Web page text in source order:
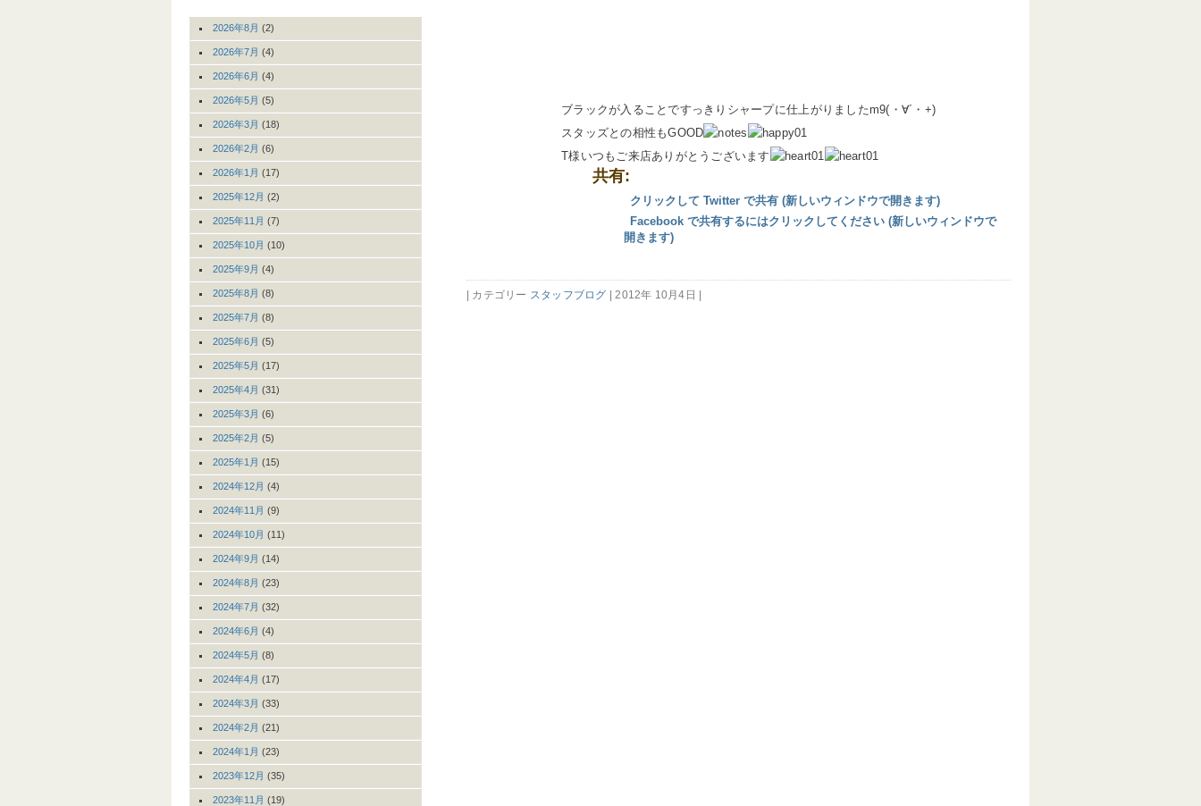
ブラックが入ることですっきりシャープに仕上がりましたm9(・∀´・+)
スタッズとの相性もGOOD
T様いつもご来店ありがとうございます
共有:
クリックして Twitter で共有 (新しいウィンドウで開きます)
Facebook で共有するにはクリックしてください (新しいウィンドウで
開きます)
| カテゴリー スタッフブログ | 2012年 10月4日 |
2026年8月 (2)
2026年7月 (4)
2026年6月 (4)
2026年5月 (5)
2026年3月 (18)
2026年2月 (6)
2026年1月 (17)
2025年12月 (2)
2025年11月 (7)
2025年10月 (10)
2025年9月 (4)
2025年8月 (8)
2025年7月 (8)
2025年6月 (5)
2025年5月 (17)
2025年4月 (31)
2025年3月 (6)
2025年2月 (5)
2025年1月 (15)
2024年12月 (4)
2024年11月 (9)
2024年10月 (11)
2024年9月 (14)
2024年8月 (23)
2024年7月 (32)
2024年6月 (4)
2024年5月 (8)
2024年4月 (17)
2024年3月 (33)
2024年2月 (21)
2024年1月 (23)
2023年12月 (35)
2023年11月 (19)